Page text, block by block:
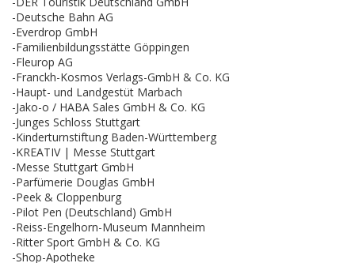
-Deutsche Bahn AG
-Everdrop GmbH
-Familienbildungsstätte Göppingen
-Fleurop AG
-Franckh-Kosmos Verlags-GmbH & Co. KG
-Haupt- und Landgestüt Marbach
-Jako-o / HABA Sales GmbH & Co. KG
-Junges Schloss Stuttgart
-Kinderturnstiftung Baden-Württemberg
-KREATIV | Messe Stuttgart
-Messe Stuttgart GmbH
-Parfümerie Douglas GmbH
-Peek & Cloppenburg
-Pilot Pen (Deutschland) GmbH
-Reiss-Engelhorn-Museum Mannheim
-Ritter Sport GmbH & Co. KG
-Shop-Apotheke